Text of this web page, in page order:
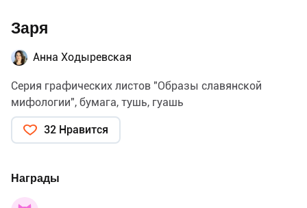
Заря
Анна Ходыревская
Серия графических листов "Образы славянской
мифологии", бумага, тушь, гуашь
32 Нравится
Награды